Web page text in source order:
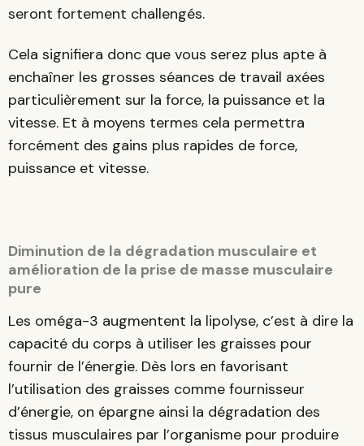
seront fortement challengés.
Cela signifiera donc que vous serez plus apte à
enchaîner les grosses séances de travail axées
particulièrement sur la force, la puissance et la
vitesse. Et à moyens termes cela permettra
forcément des gains plus rapides de force,
puissance et vitesse.
Diminution de la dégradation musculaire et
amélioration de la prise de masse musculaire
pure
Les oméga-3 augmentent la lipolyse, c’est à dire la
capacité du corps à utiliser les graisses pour
fournir de l’énergie. Dès lors en favorisant
l’utilisation des graisses comme fournisseur
d’énergie, on épargne ainsi la dégradation des
tissus musculaires par l’organisme pour produire